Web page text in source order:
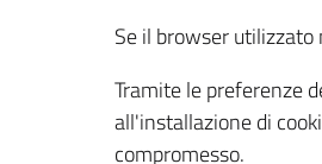
Se il browser
Tramite le preferenze
all'installazione di
compromesso.